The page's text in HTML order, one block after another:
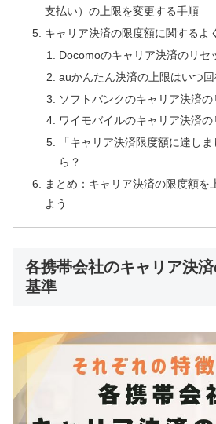
支払い）の上限を変更する手順
キャリア決済の限度額に関するよ
Docomoのキャリア決済のリセ
auかんたん決済の上限はいつ
ソフトバンクのキャリア決済の
ワイモバイルのキャリア決済
「キャリア決済限度額に達し
ら？
まとめ：キャリア決済の限度額を
よう
各携帯会社のキャリア決
基準